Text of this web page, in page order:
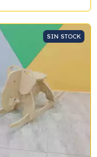
SIN STOCK